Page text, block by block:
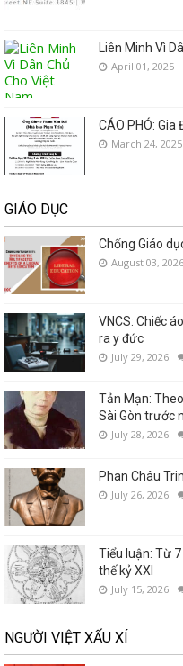
Liên Minh Vì
April 01, 2025
CÁO PHÓ:
March 24, 2025
GIÁO DỤC
Chống Giáo
August 03, 2026
VNCS: Chiếc
ra y đức
July 29, 2026
Tản Mạn:
Sài Gòn trước
July 28, 2026
Phan Châu
July 26, 2026
Tiểu luận: Từ
thế kỷ XXI
July 15, 2026
NGƯỜI VIỆT XẤU XÍ